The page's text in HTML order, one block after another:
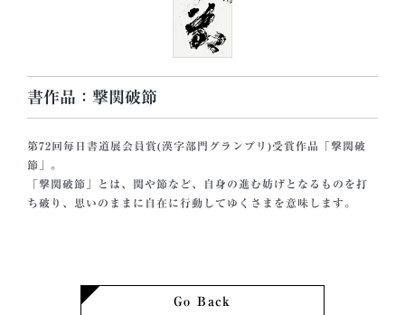
書作品：撃関破節
第72回毎日書道展会員賞(漢字部門グランプリ)受賞作品「撃関破
節」。
「撃関破節」とは、関や節など、自身の進む妨げとなるものを打
ち破り、思いのままに自在に行動してゆくさまを意味します。
Go Back